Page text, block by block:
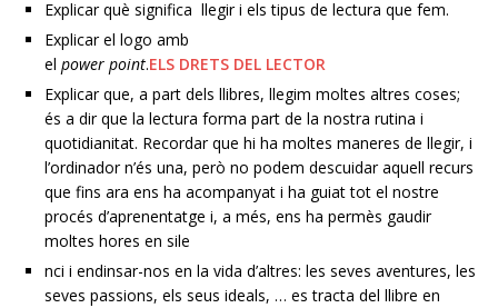
Explicar què significa llegir i els tipus de lectura que fem.
Explicar el logo amb
el power point.ELS DRETS DEL LECTOR
Explicar que, a part dels llibres, llegim moltes altres coses;
és a dir que la lectura forma part de la nostra rutina i
quotidianitat. Recordar que hi ha moltes maneres de llegir, i
l’ordinador n’és una, però no podem descuidar aquell recurs
que fins ara ens ha acompanyat i ha guiat tot el nostre
procés d’aprenentatge i, a més, ens ha permès gaudir
moltes hores en sile
nci i endinsar-nos en la vida d’altres: les seves aventures, les
seves passions, els seus ideals, … es tracta del llibre en